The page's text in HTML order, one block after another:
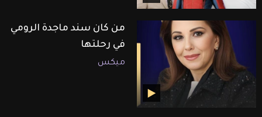
من كان سند ماجدة الرومي
في رحلتها
ميكس